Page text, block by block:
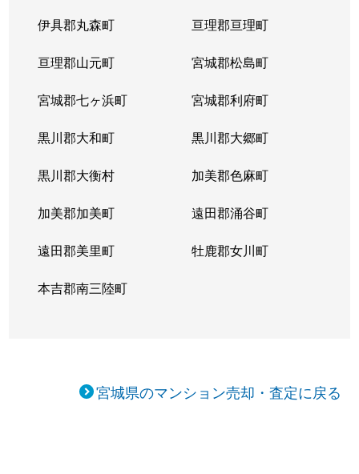
若林
2,000万円 河原町(宮城)
若林
1,700万円 河原町(宮城)
若林
1,500万円 河原町(宮城)
若林
800万円 河原町(宮城)
若林
1,400万円 河原町(宮城)
伊具郡丸森町 亘理郡亘理町
亘理郡山元町 宮城郡松島町
宮城郡七ヶ浜町 宮城郡利府町
黒川郡大和町 黒川郡大郷町
黒川郡大衡村 加美郡色麻町
加美郡加美町 遠田郡涌谷町
遠田郡美里町 牡鹿郡女川町
本吉郡南三陸町
宮城県のマンション売却・査定に戻る